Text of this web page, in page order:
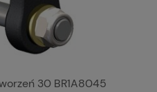
30 BR1A8045